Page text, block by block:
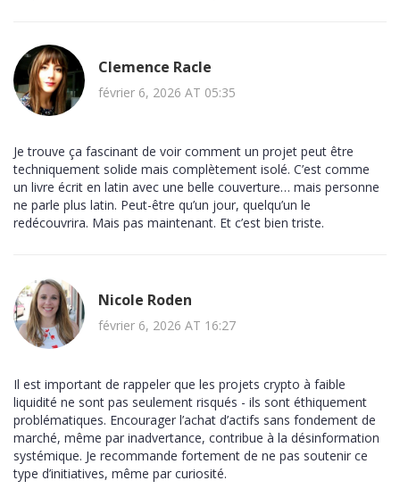
Clemence Racle
février 6, 2026 AT 05:35
Je trouve ça fascinant de voir comment un projet peut être
techniquement solide mais complètement isolé. C’est comme
un livre écrit en latin avec une belle couverture… mais personne
ne parle plus latin. Peut-être qu’un jour, quelqu’un le
redécouvrira. Mais pas maintenant. Et c’est bien triste.
Nicole Roden
février 6, 2026 AT 16:27
Il est important de rappeler que les projets crypto à faible
liquidité ne sont pas seulement risqués - ils sont éthiquement
problématiques. Encourager l’achat d’actifs sans fondement de
marché, même par inadvertance, contribue à la désinformation
systémique. Je recommande fortement de ne pas soutenir ce
type d’initiatives, même par curiosité.